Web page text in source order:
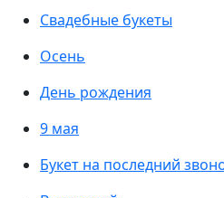
Свадебные букеты
Осень
День рождения
9 мая
Букет на последний